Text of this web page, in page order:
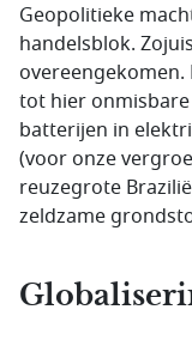
Geopolitieke
handelsblok.
tot hier
batterijen in
(voor onze
reuzegrote
zeldzame